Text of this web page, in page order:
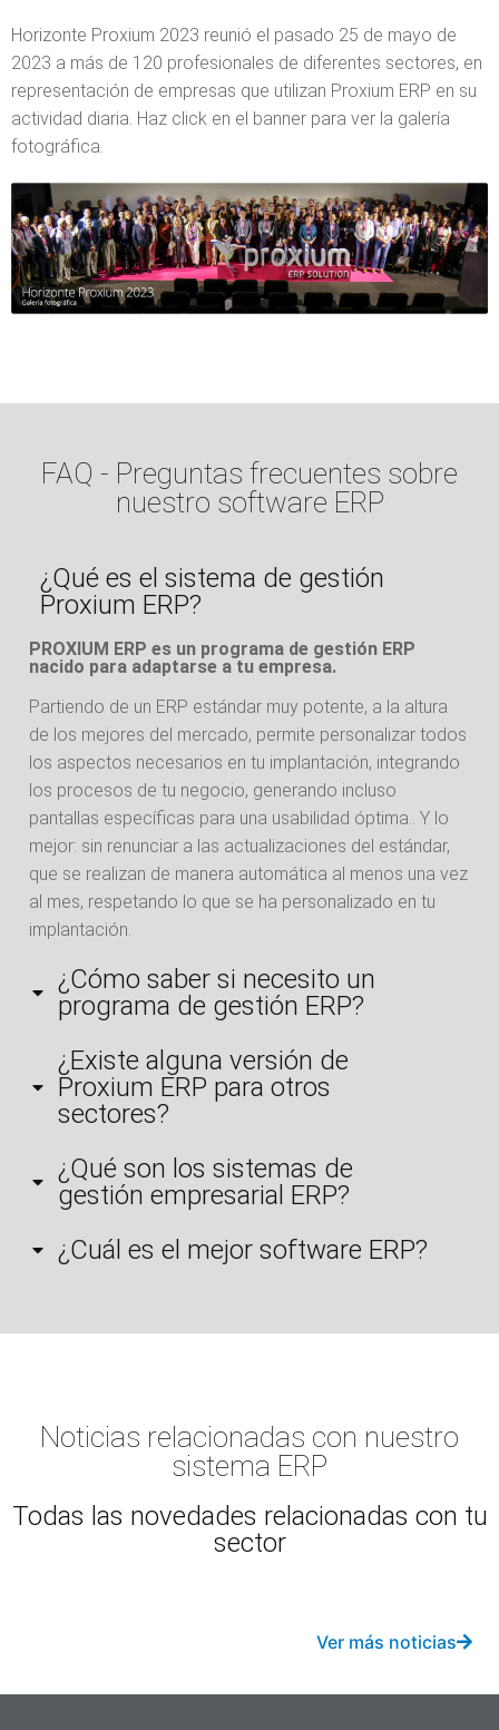
Horizonte Proxium 2023 reunió el pasado 25 de mayo de
2023 a más de 120 profesionales de diferentes sectores, en
representación de empresas que utilizan Proxium ERP en su
actividad diaria. Haz click en el banner para ver la galería
fotográfica.
FAQ - Preguntas frecuentes sobre
nuestro software ERP
¿Qué es el sistema de gestión
Proxium ERP?
PROXIUM ERP es un programa de gestión ERP
nacido para adaptarse a tu empresa.
Partiendo de un ERP estándar muy potente, a la altura
de los mejores del mercado, permite personalizar todos
los aspectos necesarios en tu implantación, integrando
los procesos de tu negocio, generando incluso
pantallas específicas para una usabilidad óptima.. Y lo
mejor: sin renunciar a las actualizaciones del estándar,
que se realizan de manera automática al menos una vez
al mes, respetando lo que se ha personalizado en tu
implantación.
¿Cómo saber si necesito un
programa de gestión ERP?
¿Existe alguna versión de
Proxium ERP para otros
sectores?
¿Qué son los sistemas de
gestión empresarial ERP?
¿Cuál es el mejor software ERP?
Noticias relacionadas con nuestro
sistema ERP
Todas las novedades relacionadas con tu
sector
Ver más noticias